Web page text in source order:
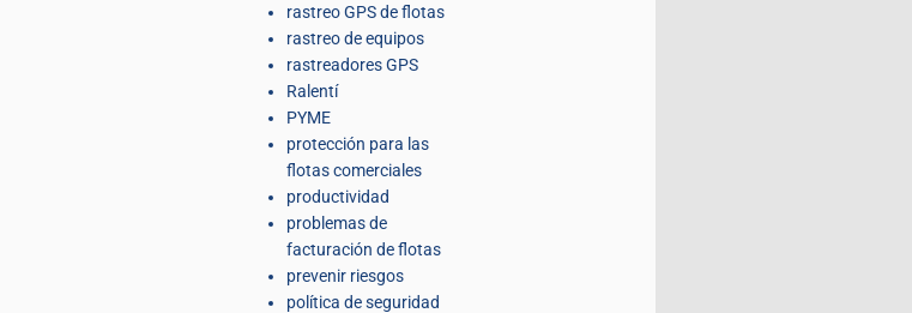
rastreo GPS de flotas
rastreo de equipos
rastreadores GPS
Ralentí
PYME
protección para las
flotas comerciales
productividad
problemas de
facturación de flotas
prevenir riesgos
política de seguridad